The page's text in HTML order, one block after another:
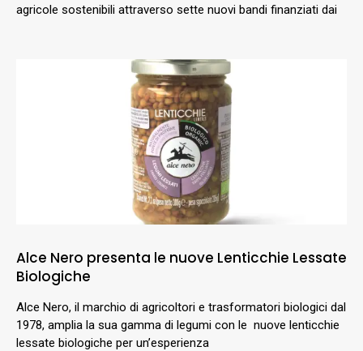
agricole sostenibili attraverso sette nuovi bandi finanziati dai
Alce Nero presenta le nuove Lenticchie Lessate
Biologiche
Alce Nero, il marchio di agricoltori e trasformatori biologici dal
1978, amplia la sua gamma di legumi con le nuove lenticchie
lessate biologiche per un’esperienza